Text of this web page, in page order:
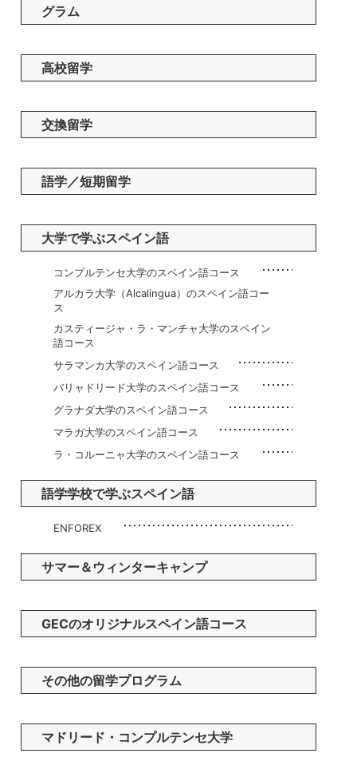
グラム
高校留学
交換留学
語学／短期留学
大学で学ぶスペイン語
コンプルテンセ大学のスペイン語コース
アルカラ大学（Alcalingua）のスペイン語コー
ス
カスティージャ・ラ・マンチャ大学のスペイン
語コース
サラマンカ大学のスペイン語コース
バリャドリード大学のスペイン語コース
グラナダ大学のスペイン語コース
マラガ大学のスペイン語コース
ラ・コルーニャ大学のスペイン語コース
語学学校で学ぶスペイン語
ENFOREX
サマー＆ウィンターキャンプ
GECのオリジナルスペイン語コース
その他の留学プログラム
マドリード・コンプルテンセ大学